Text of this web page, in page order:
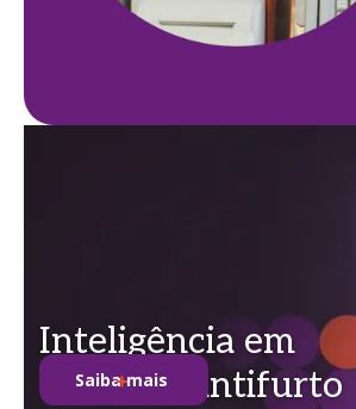
Inteligência em
soluções antifurto
Saiba mais